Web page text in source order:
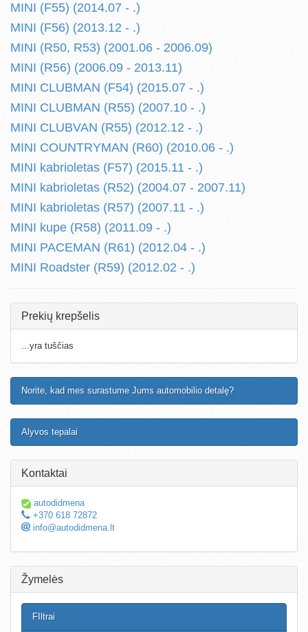
MINI (F55) (2014.07 - .)
MINI (F56) (2013.12 - .)
MINI (R50, R53) (2001.06 - 2006.09)
MINI (R56) (2006.09 - 2013.11)
MINI CLUBMAN (F54) (2015.07 - .)
MINI CLUBMAN (R55) (2007.10 - .)
MINI CLUBVAN (R55) (2012.12 - .)
MINI COUNTRYMAN (R60) (2010.06 - .)
MINI kabrioletas (F57) (2015.11 - .)
MINI kabrioletas (R52) (2004.07 - 2007.11)
MINI kabrioletas (R57) (2007.11 - .)
MINI kupe (R58) (2011.09 - .)
MINI PACEMAN (R61) (2012.04 - .)
MINI Roadster (R59) (2012.02 - .)
Prekių krepšelis
...yra tuščias
Norite, kad mes surastume Jums automobilio detalę?
Alyvos tepalai
Kontaktai
autodidmena
+370 618 72872
info@autodidmena.lt
Žymelės
FIltrai